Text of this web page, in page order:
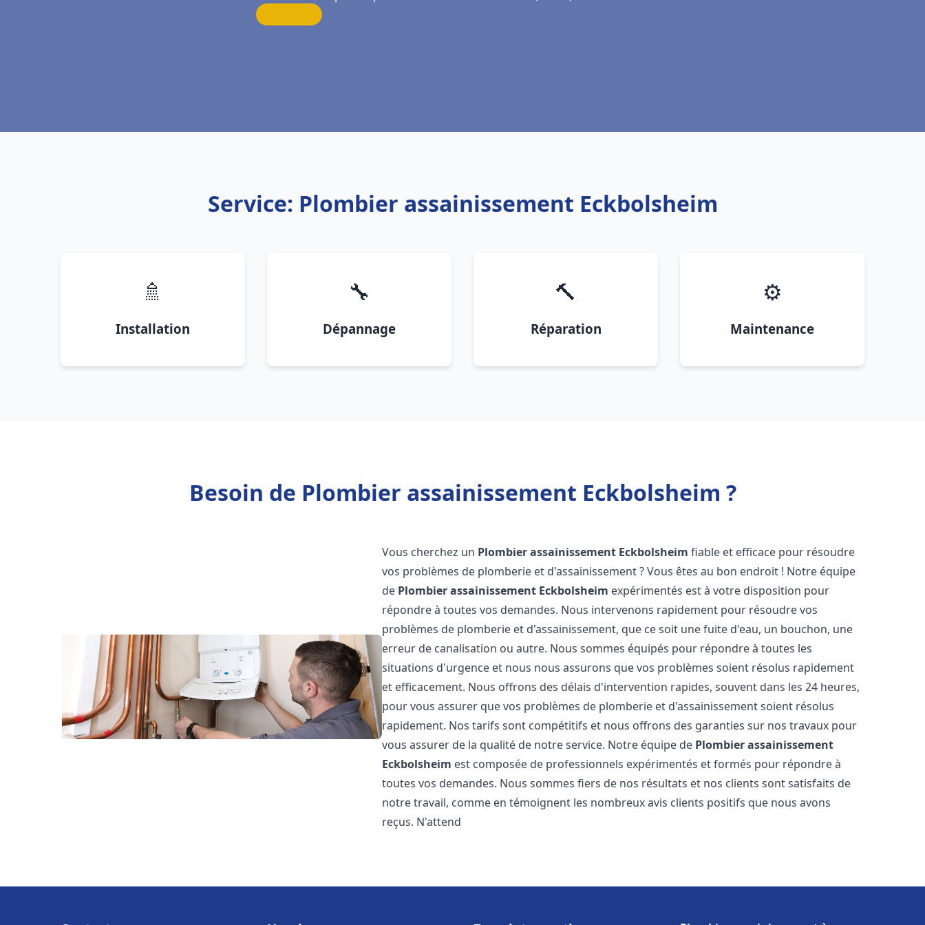
Service: Plombier assainissement Eckbolsheim
🚿
Installation
🔧
Dépannage
🔨
Réparation
⚙️
Maintenance
Besoin de Plombier assainissement Eckbolsheim ?
Vous cherchez un Plombier assainissement Eckbolsheim fiable et efficace pour résoudre
vos problèmes de plomberie et d'assainissement ? Vous êtes au bon endroit ! Notre équipe
de Plombier assainissement Eckbolsheim expérimentés est à votre disposition pour
répondre à toutes vos demandes. Nous intervenons rapidement pour résoudre vos
problèmes de plomberie et d'assainissement, que ce soit une fuite d'eau, un bouchon, une
erreur de canalisation ou autre. Nous sommes équipés pour répondre à toutes les
situations d'urgence et nous nous assurons que vos problèmes soient résolus rapidement
et efficacement. Nous offrons des délais d'intervention rapides, souvent dans les 24 heures,
pour vous assurer que vos problèmes de plomberie et d'assainissement soient résolus
rapidement. Nos tarifs sont compétitifs et nous offrons des garanties sur nos travaux pour
vous assurer de la qualité de notre service. Notre équipe de Plombier assainissement
Eckbolsheim est composée de professionnels expérimentés et formés pour répondre à
toutes vos demandes. Nous sommes fiers de nos résultats et nos clients sont satisfaits de
notre travail, comme en témoignent les nombreux avis clients positifs que nous avons
reçus. N'attend